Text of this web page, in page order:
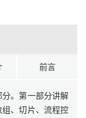
前言
。第一部分讲解
、切片、流程控